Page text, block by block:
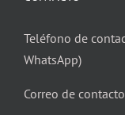
Teléfono de
WhatsApp)
Correo de